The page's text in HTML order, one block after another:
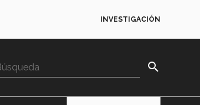
INVESTIGACIÓN
search